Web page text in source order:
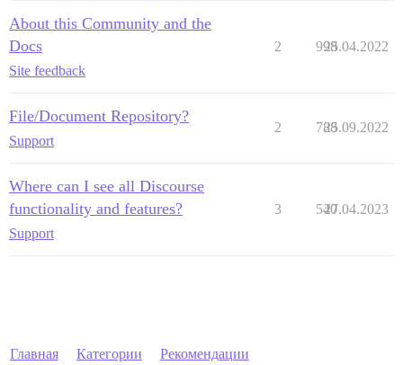
About this Community and the
Docs
Site feedback
2 998
25.04.2022
File/Document Repository?
Support
2 788
25.09.2022
Where can I see all Discourse
functionality and features?
Support
3 540
27.04.2023
Главная Категории Рекомендации